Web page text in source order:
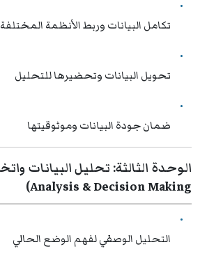
تكامل البيانات وربط الأنظمة المختلفة
تحويل البيانات وتحضيرها للتحليل
ضمان جودة البيانات وموثوقيتها
Analysis & Decision Making)
التحليل الوصفي لفهم الوضع الحالي